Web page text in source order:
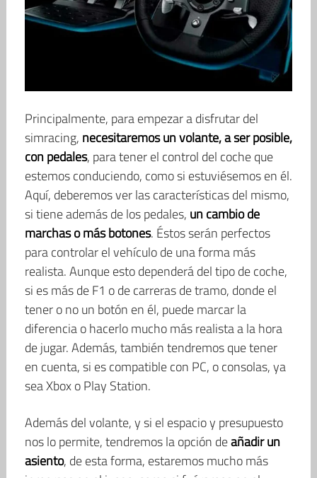
Principalmente, para empezar a disfrutar del
simracing, necesitaremos un volante, a ser posible,
con pedales, para tener el control del coche que
estemos conduciendo, como si estuviésemos en él.
Aquí, deberemos ver las características del mismo,
si tiene además de los pedales, un cambio de
marchas o más botones. Éstos serán perfectos
para controlar el vehículo de una forma más
realista. Aunque esto dependerá del tipo de coche,
si es más de F1 o de carreras de tramo, donde el
tener o no un botón en él, puede marcar la
diferencia o hacerlo mucho más realista a la hora
de jugar. Además, también tendremos que tener
en cuenta, si es compatible con PC, o consolas, ya
sea Xbox o Play Station.
Además del volante, y si el espacio y presupuesto
nos lo permite, tendremos la opción deañadir un
asiento, de esta forma, estaremos mucho más